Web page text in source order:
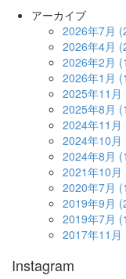
アーカイブ
2026年7月
2026年4月
2026年2月
2026年1月
2025年11月
2025年8月
2024年11月
2024年10月
2024年8月
2021年10月
2020年7月
2019年9月
2019年7月
2017年11月
Instagram